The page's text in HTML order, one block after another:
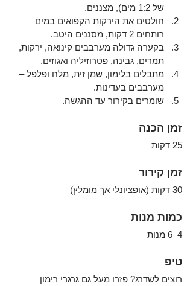
של 1:2 מים), מצננים.
חולטים את הירקות הקפואים במים
רותחים 2 דקות, מסננים היטב.
בקערה גדולה מערבבים קינואה, ירקות,
תמרים, גבינה, פטרוזיליה ואגוזים.
מתבלים בלימון, שמן זית, מלח ופלפל –
מערבבים בעדינות.
שומרים בקירור עד ההגשה.
זמן הכנה
25 דקות
זמן קירור
30 דקות (אופציונלי אך מומלץ)
כמות מנות
4–6 מנות
טיפ
רוצים לשדרג? פזרו מעל גם גרגרי רימון